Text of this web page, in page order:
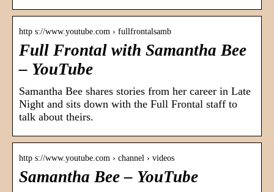
http s://www.youtube.com › fullfrontalsamb
Full Frontal with Samantha Bee
– YouTube
Samantha Bee shares stories from her career in Late
Night and sits down with the Full Frontal staff to
talk about theirs.
http s://www.youtube.com › channel › videos
Samantha Bee – YouTube